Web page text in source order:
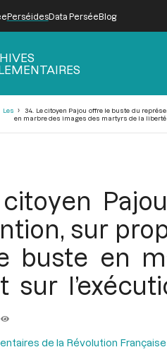
PerséidesData PerséeBlog
Les
34. Le citoyen Pajou offre le buste du
en marbre des images des martyrs de la liberté
citoyen
sur
buste en
sur
de la Révolution Française